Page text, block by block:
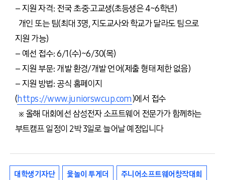
– 지원 자격: 전국 초·중·고교생(초등생은 4~6학년)
개인 또는 팀(최대 3명, 지도교사와 학교가 달라도 팀으로
지원 가능)
– 예선 접수: 6/1(수)~6/30(목)
– 지원 부문: 개발 환경/개발 언어(제출 형태 제한 없음)
– 지원 방법: 공식 홈페이지
(https://www.juniorswcup.com)에서 접수
※ 올해 대회에선 삼성전자 소프트웨어 전문가가 함께하는
부트캠프 일정이 2박 3일로 늘어날 예정입니다
대학생기자단 윷놀이 투게더 주니어소프트웨어창작대회